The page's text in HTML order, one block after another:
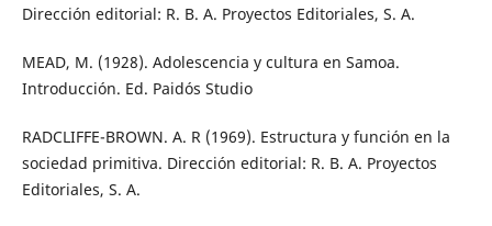
Dirección editorial: R. B. A. Proyectos Editoriales, S. A.
MEAD, M. (1928). Adolescencia y cultura en Samoa.
Introducción. Ed. Paidós Studio
RADCLIFFE-BROWN. A. R (1969). Estructura y función en la
sociedad primitiva. Dirección editorial: R. B. A. Proyectos
Editoriales, S. A.